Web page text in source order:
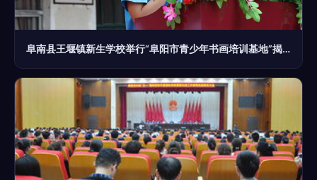
阜南县王堰镇新生学校举行“阜阳市青少年书画培训基地”揭牌仪式